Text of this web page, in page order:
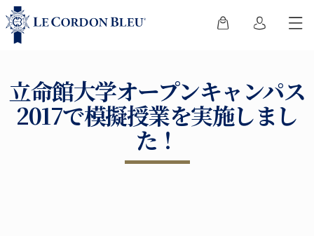
立命館大学オープンキャンパス
2017で模擬授業を実施しまし
た！